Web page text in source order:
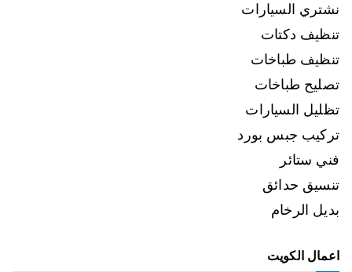
نشتري السيارات
تنظيف دكتات
تنظيف طباخات
تصليح طباخات
تظليل السيارات
تركيب جبس بورد
فني ستائر
تنسيق حدائق
بديل الرخام
اعمال الكويت